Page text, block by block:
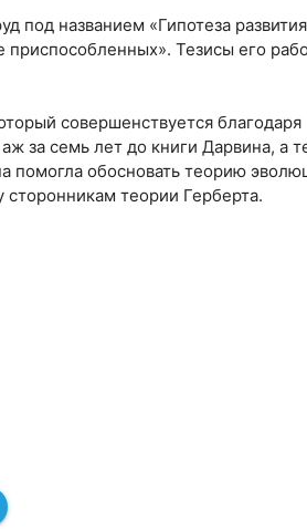
под названием «Гипотеза
Тезисы его
совершенствуется благодаря
за семь лет до книги Дарвина, а
помогла обосновать теорию
сторонникам теории Герберта.